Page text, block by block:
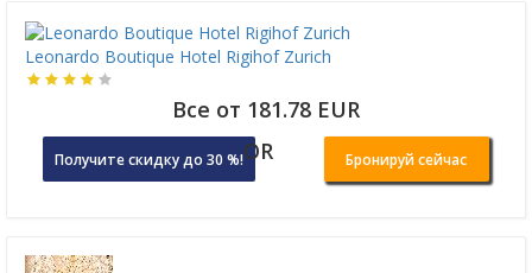
Leonardo Boutique Hotel Rigihof Zurich
Все от 181.78 EUR
Получите скидку до 30 %!OR Бронируй сейчас